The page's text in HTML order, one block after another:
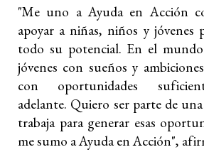
"Me uno a Ayuda en Acción
apoyar a niñas, niños y jóvenes
todo su potencial. En el
jóvenes con sueños y
con oportunidades
adelante. Quiero ser parte de
trabaja para generar esas
me sumo a Ayuda en Acción",